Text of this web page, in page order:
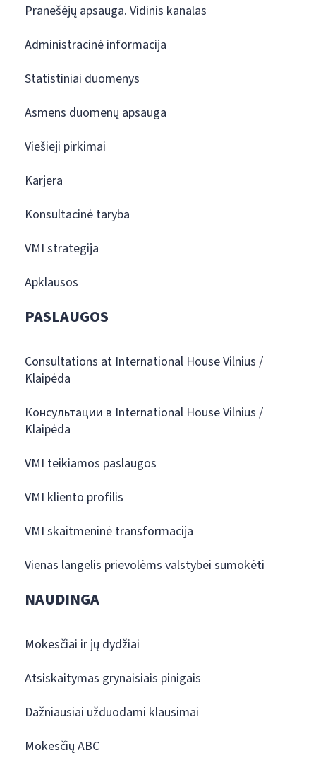
Pranešėjų apsauga. Vidinis kanalas
Administracinė informacija
Statistiniai duomenys
Asmens duomenų apsauga
Viešieji pirkimai
Karjera
Konsultacinė taryba
VMI strategija
Apklausos
PASLAUGOS
Consultations at International House Vilnius /
Klaipėda
Консультации в International House Vilnius /
Klaipėda
VMI teikiamos paslaugos
VMI kliento profilis
VMI skaitmeninė transformacija
Vienas langelis prievolėms valstybei sumokėti
NAUDINGA
Mokesčiai ir jų dydžiai
Atsiskaitymas grynaisiais pinigais
Dažniausiai užduodami klausimai
Mokesčių ABC